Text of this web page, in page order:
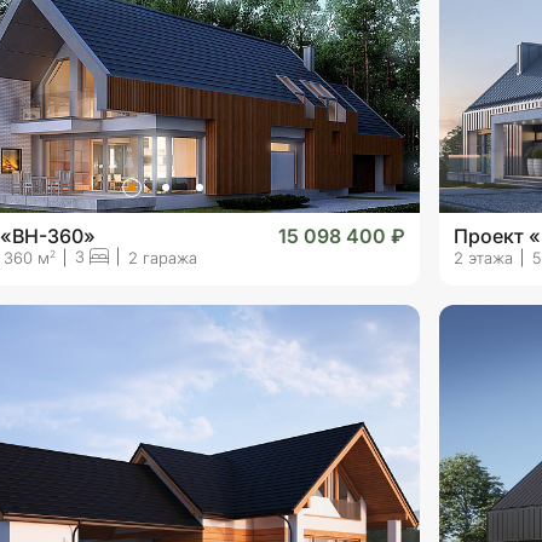
360» 15 098 400 ₽
360 м2 3 2 гаража
Проект
2 этажа